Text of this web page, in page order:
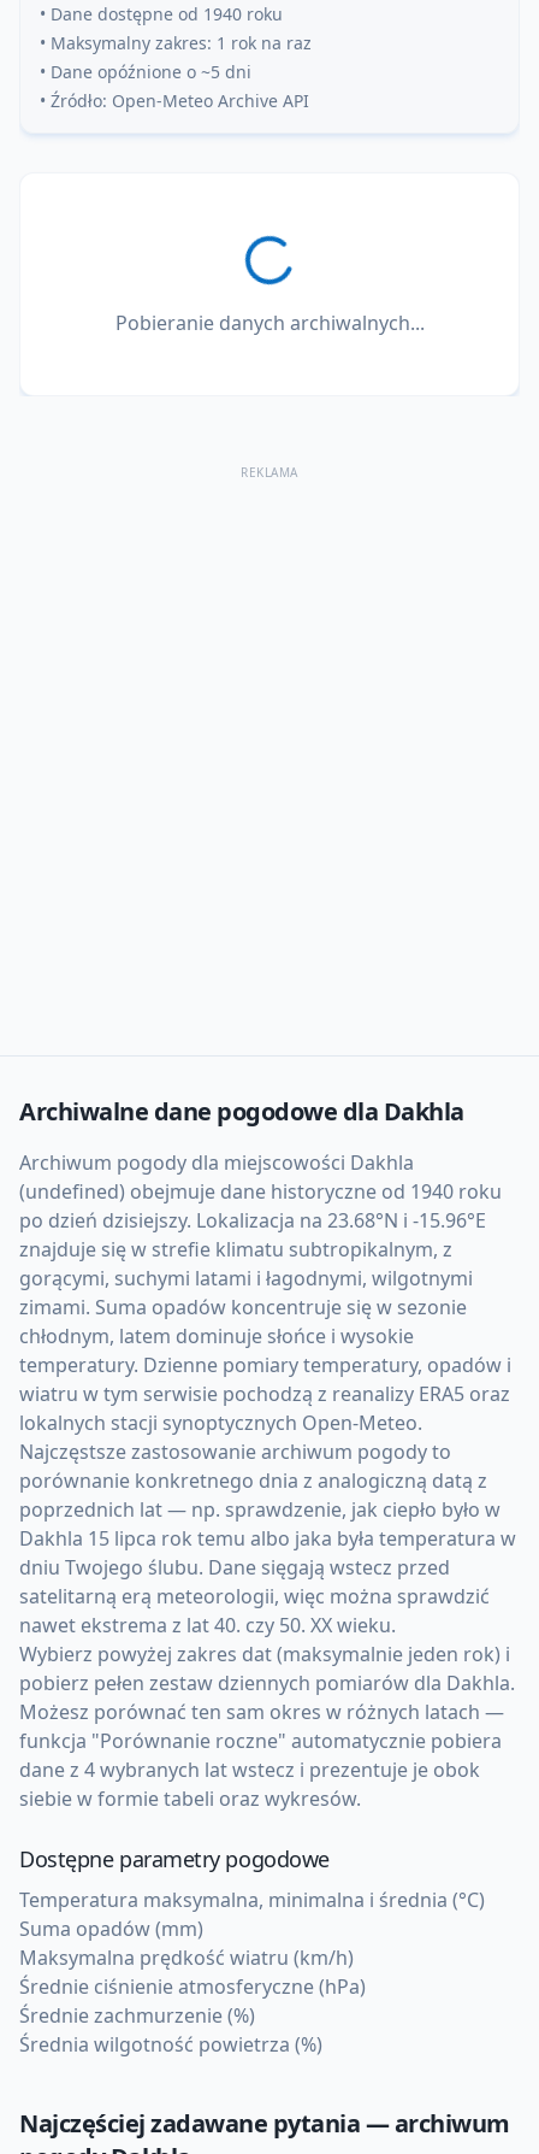
• Dane dostępne od 1940 roku
• Maksymalny zakres: 1 rok na raz
• Dane opóźnione o ~5 dni
• Źródło: Open-Meteo Archive API
Pobieranie danych archiwalnych...
REKLAMA
Archiwalne dane pogodowe dla Dakhla
Archiwum pogody dla miejscowości Dakhla
(undefined) obejmuje dane historyczne od 1940 roku
po dzień dzisiejszy. Lokalizacja na 23.68°N i -15.96°E
znajduje się w strefie klimatu subtropikalnym, z
gorącymi, suchymi latami i łagodnymi, wilgotnymi
zimami. Suma opadów koncentruje się w sezonie
chłodnym, latem dominuje słońce i wysokie
temperatury. Dzienne pomiary temperatury, opadów i
wiatru w tym serwisie pochodzą z reanalizy ERA5 oraz
lokalnych stacji synoptycznych Open-Meteo.
Najczęstsze zastosowanie archiwum pogody to
porównanie konkretnego dnia z analogiczną datą z
poprzednich lat — np. sprawdzenie, jak ciepło było w
Dakhla 15 lipca rok temu albo jaka była temperatura w
dniu Twojego ślubu. Dane sięgają wstecz przed
satelitarną erą meteorologii, więc można sprawdzić
nawet ekstrema z lat 40. czy 50. XX wieku.
Wybierz powyżej zakres dat (maksymalnie jeden rok) i
pobierz pełen zestaw dziennych pomiarów dla Dakhla.
Możesz porównać ten sam okres w różnych latach —
funkcja "Porównanie roczne" automatycznie pobiera
dane z 4 wybranych lat wstecz i prezentuje je obok
siebie w formie tabeli oraz wykresów.
Dostępne parametry pogodowe
Temperatura maksymalna, minimalna i średnia (°C)
Suma opadów (mm)
Maksymalna prędkość wiatru (km/h)
Średnie ciśnienie atmosferyczne (hPa)
Średnie zachmurzenie (%)
Średnia wilgotność powietrza (%)
Najczęściej zadawane pytania — archiwum